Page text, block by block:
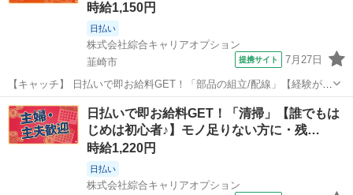
時給1,150円
日払い
株式会社綜合キャリアオプション
韮崎市
提携サイト 7月27日
【キャッチ】 日払いで即お給料GET！「部品の組立/配線」【経験がな
くても大丈夫☆】残業もあるのでガッツリ稼げます！高時給1150円～
1200円！ 【コメント】 製造のお仕事をお探しの方必見！ 「経験ない
けど大丈夫かな・...
山梨 韮崎市 工場
日払いで即お給料GET！「清掃」【誰でもは
じめは初心者♪】モノ足りない方に・残…
時給1,220円
日払い
株式会社綜合キャリアオプション